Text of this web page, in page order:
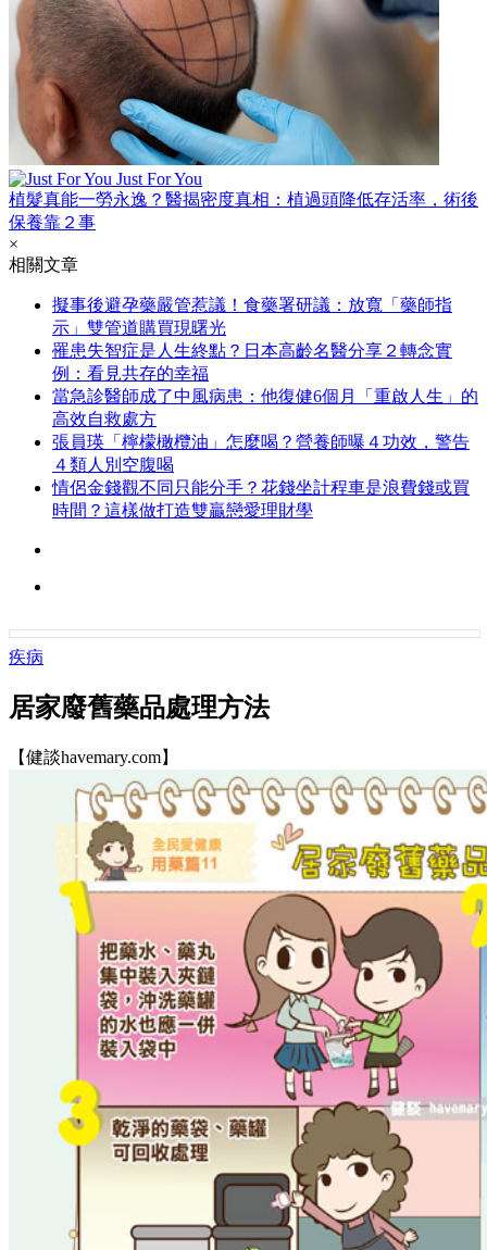
Just For You
植髮真能一勞永逸？醫揭密度真相：植過頭降低存活率，術後
保養靠２事
×
相關文章
擬事後避孕藥嚴管惹議！食藥署研議：放寬「藥師指
示」雙管道購買現曙光
罹患失智症是人生終點？日本高齡名醫分享２轉念實
例：看見共存的幸福
當急診醫師成了中風病患：他復健6個月「重啟人生」的
高效自救處方
張員瑛「檸檬橄欖油」怎麼喝？營養師曝４功效，警告
４類人別空腹喝
情侶金錢觀不同只能分手？花錢坐計程車是浪費錢或買
時間？這樣做打造雙贏戀愛理財學
疾病
居家廢舊藥品處理方法
【健談havemary.com】